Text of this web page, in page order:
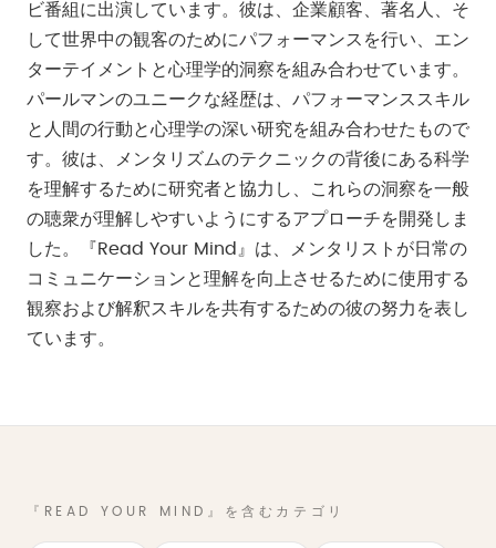
ビ番組に出演しています。彼は、企業顧客、著名人、そ
して世界中の観客のためにパフォーマンスを行い、エン
ターテイメントと心理学的洞察を組み合わせています。
パールマンのユニークな経歴は、パフォーマンススキル
と人間の行動と心理学の深い研究を組み合わせたもので
す。彼は、メンタリズムのテクニックの背後にある科学
を理解するために研究者と協力し、これらの洞察を一般
の聴衆が理解しやすいようにするアプローチを開発しま
した。『Read Your Mind』は、メンタリストが日常の
コミュニケーションと理解を向上させるために使用する
観察および解釈スキルを共有するための彼の努力を表し
ています。
『READ YOUR MIND』を含むカテゴリ